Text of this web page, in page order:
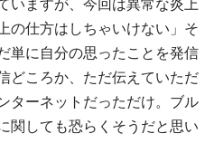
いますが、今回は異常な炎上
の仕方はしちゃいけない」そ
単に自分の思ったことを発信
どころか、ただ伝えていただ
ターネットだっただけ。ブル
関しても恐らくそうだと思い